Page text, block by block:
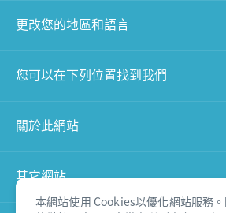
本網站使用 Cookies以優化網站服務
更改您的地區和語言
您可以在下列位置找到我們
關於此網站
其它網站